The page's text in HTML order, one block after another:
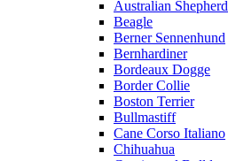
Australian Shepherd
Beagle
Berner Sennenhund
Bernhardiner
Bordeaux Dogge
Border Collie
Boston Terrier
Bullmastiff
Cane Corso Italiano
Chihuahua